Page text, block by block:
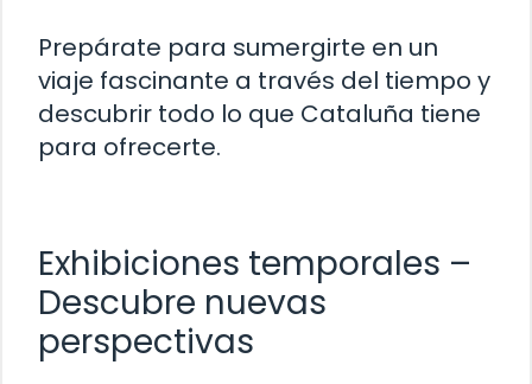
Prepárate para sumergirte en un
viaje fascinante a través del tiempo y
descubrir todo lo que Cataluña tiene
para ofrecerte.
Exhibiciones temporales –
Descubre nuevas
perspectivas